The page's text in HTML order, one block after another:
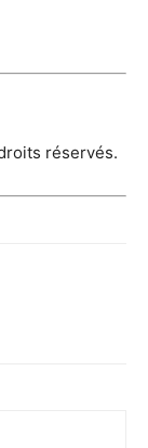
réservés.